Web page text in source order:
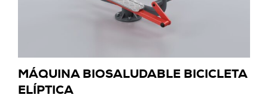
MÁQUINA BIOSALUDABLE BICICLETA
ELÍPTICA